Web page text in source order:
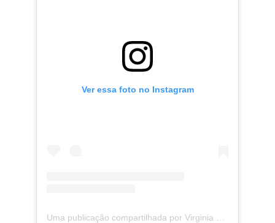
Ver essa foto no Instagram